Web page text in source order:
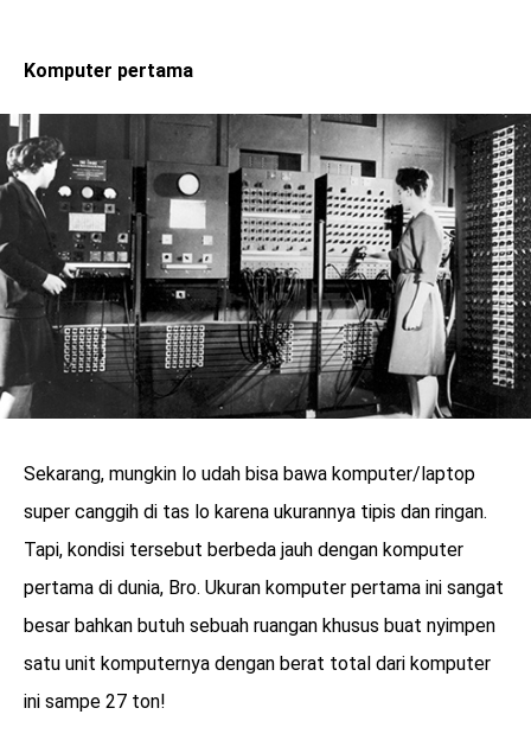
Komputer pertama
Sekarang, mungkin lo udah bisa bawa komputer/laptop
super canggih di tas lo karena ukurannya tipis dan ringan.
Tapi, kondisi tersebut berbeda jauh dengan komputer
pertama di dunia, Bro. Ukuran komputer pertama ini sangat
besar bahkan butuh sebuah ruangan khusus buat nyimpen
satu unit komputernya dengan berat total dari komputer
ini sampe 27 ton!